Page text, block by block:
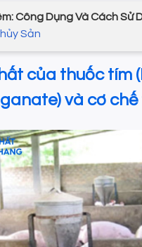
Công Dụng Và Cách Sử
Sản
của thuốc tím
và cơ